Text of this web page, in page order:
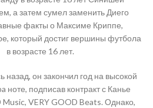
а затем сумел заменить Диего
факты о Максиме Криппе,
который достиг вершины футбола
в возрасте 16 лет.
назад, он закончил год на высокой
ноте, подписав контракт с Канье
VERY GOOD Beats. Однако,